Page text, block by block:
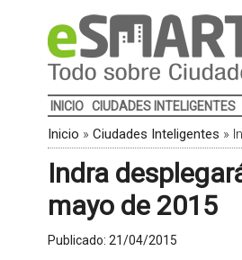
INICIO CIUDADES INTELIGENTES
Inicio » Ciudades Inteligentes »
Indra
mayo de 2015
Publicado: 21/04/2015